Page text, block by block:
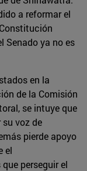
a reformar el
Senado ya no es
en la
de la Comisión
se intuye que
voz de
pierde apoyo
el
perseguir el